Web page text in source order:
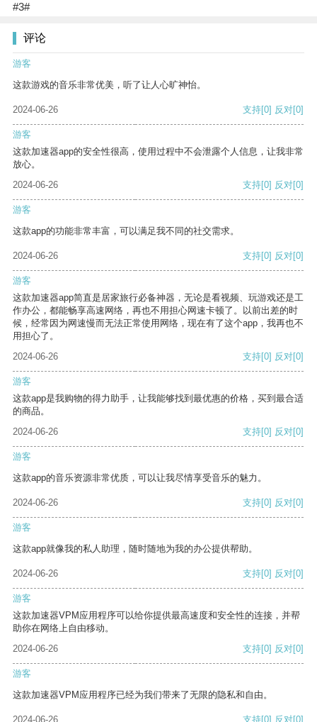
#3#
评论
游客
这款游戏的音乐非常优美，听了让人心旷神怡。
2024-06-26 支持[0] 反对[0]
游客
这款加速器app的安全性很高，使用过程中不会泄露个人信息，让我非常
放心。
2024-06-26
支持[0] 反对[0]
游客
这款app的功能非常丰富，可以满足我不同的社交需求。
2024-06-26 支持[0] 反对[0]
游客
这款加速器app简直是居家旅行必备神器，无论是看视频、玩游戏还是工
作办公，都能畅享高速网络，再也不用担心网速卡顿了。以前出差的时
候，经常因为网速慢而无法正常使用网络，现在有了这个app，我再也不
用担心了。
2024-06-26
支持[0] 反对[0]
游客
这款app是我购物的得力助手，让我能够找到最优惠的价格，买到最合适
的商品。
2024-06-26
支持[0] 反对[0]
游客
这款app的音乐资源非常优质，可以让我尽情享受音乐的魅力。
2024-06-26 支持[0] 反对[0]
游客
这款app就像我的私人助理，随时随地为我的办公提供帮助。
2024-06-26 支持[0] 反对[0]
游客
这款加速器VPM应用程序可以给你提供最高速度和安全性的连接，并帮
助你在网络上自由移动。
2024-06-26
支持[0] 反对[0]
游客
这款加速器VPM应用程序已经为我们带来了无限的隐私和自由。
2024-06-26 支持[0] 反对[0]